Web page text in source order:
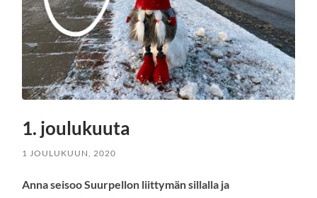
1. joulukuuta
1 JOULUKUUN, 2020
Anna seisoo Suurpellon liittymän sillalla ja